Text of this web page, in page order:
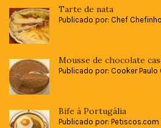
Tarte de nata
Publicado por: Chef Chefinho
Mousse de chocolate
Publicado por: Cooker Paulo
Bife à Portugália
Publicado por: Petiscos.com